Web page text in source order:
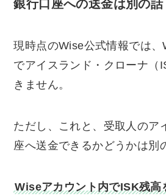
銀行口座への送金は別の話
現時点のWise公式情報では
でアイスランド・クローナ（
きません。
ただし、これと、受取人のア
座へ送金できるかどうかは別
Wiseアカウント内でISK残高